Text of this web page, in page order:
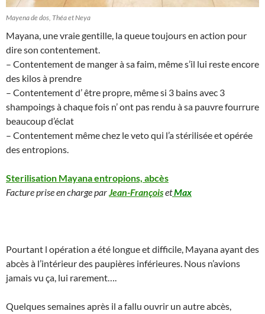
Mayena de dos, Théa et Neya
Mayana, une vraie gentille, la queue toujours en action pour
dire son contentement.
– Contentement de manger à sa faim, même s’il lui reste encore
des kilos à prendre
– Contentement d’ être propre, même si 3 bains avec 3
shampoings à chaque fois n’ ont pas rendu à sa pauvre fourrure
beaucoup d’éclat
– Contentement même chez le veto qui l’a stérilisée et opérée
des entropions.
Sterilisation Mayana entropions, abcès
Facture prise en charge parJean-FrançoisetMax
Pourtant l opération a été longue et difficile, Mayana ayant des
abcès à l’intérieur des paupières inférieures. Nous n’avions
jamais vu ça, lui rarement….
Quelques semaines après il a fallu ouvrir un autre abcès,